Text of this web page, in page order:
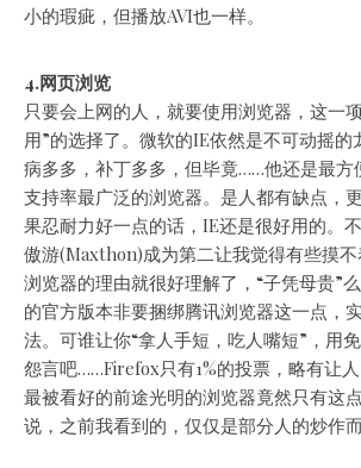
小的瑕疵，但播放AVI也一样。
4.网页浏览
只要会上网的人，就要使用浏览器，这一
用”的选择了。微软的IE依然是不可动摇的
病多多，补丁多多，但毕竟……他还是最方
支持率最广泛的浏览器。是人都有缺点，
果忍耐力好一点的话，IE还是很好用的。
傲游(Maxthon)成为第二让我觉得有些摸
浏览器的理由就很好理解了，“子凭母贵”
的官方版本非要捆绑腾讯浏览器这一点，
法。可谁让你“拿人手短，吃人嘴短”，用
怨言吧……Firefox只有1%的投票，略有让
最被看好的前途光明的浏览器竟然只有这
说，之前我看到的，仅仅是部分人的炒作